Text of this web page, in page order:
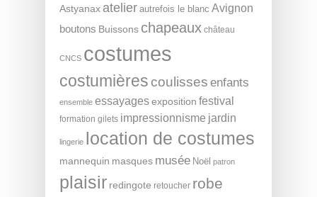
Astyanax atelier autrefois le blanc Avignon
boutons Buissons chapeaux château
CNCS costumes
costumières coulisses enfants
ensemble essayagesexposition festival
formation gilets impressionnisme jardin
lingerie location de costumes
mannequin masques musée Noël patron
plaisir redingote retoucher robe